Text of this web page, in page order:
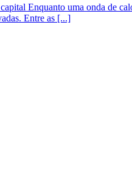
Enquanto uma onda de
Entre as [...]